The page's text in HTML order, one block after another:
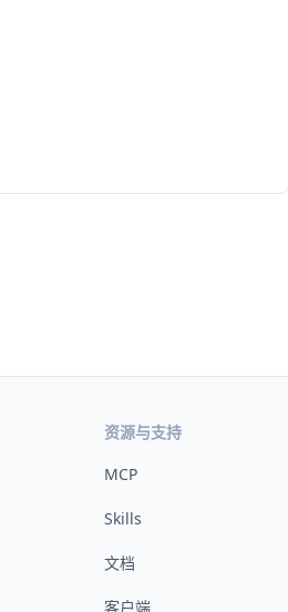
资源与支持
MCP
Skills
文档
客户端